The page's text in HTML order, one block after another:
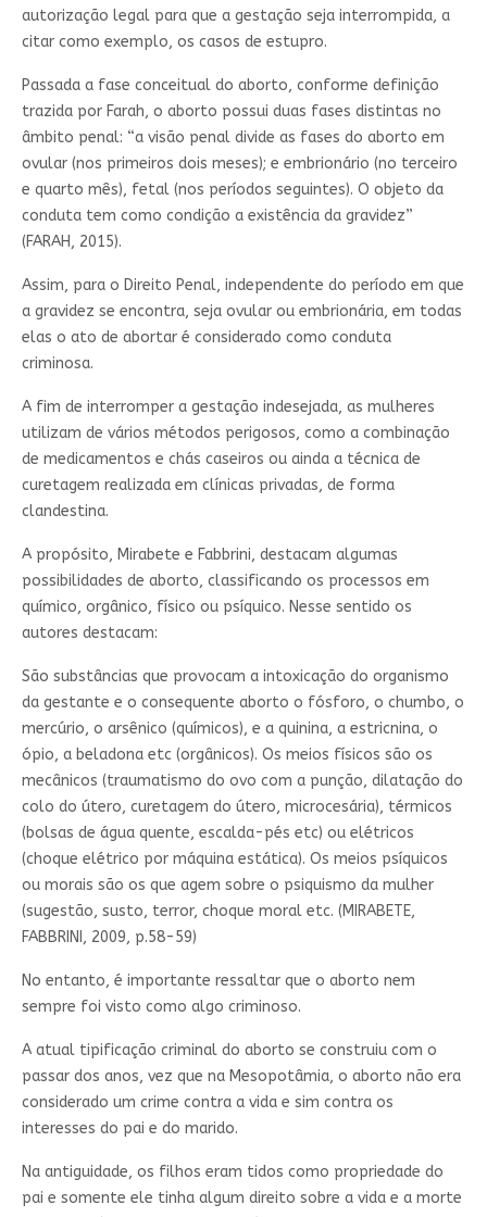
autorização legal para que a gestação seja interrompida, a
citar como exemplo, os casos de estupro.
Passada a fase conceitual do aborto, conforme definição
trazida por Farah, o aborto possui duas fases distintas no
âmbito penal: “a visão penal divide as fases do aborto em
ovular (nos primeiros dois meses); e embrionário (no terceiro
e quarto mês), fetal (nos períodos seguintes). O objeto da
conduta tem como condição a existência da gravidez”
(FARAH, 2015).
Assim, para o Direito Penal, independente do período em que
a gravidez se encontra, seja ovular ou embrionária, em todas
elas o ato de abortar é considerado como conduta
criminosa.
A fim de interromper a gestação indesejada, as mulheres
utilizam de vários métodos perigosos, como a combinação
de medicamentos e chás caseiros ou ainda a técnica de
curetagem realizada em clínicas privadas, de forma
clandestina.
A propósito, Mirabete e Fabbrini, destacam algumas
possibilidades de aborto, classificando os processos em
químico, orgânico, físico ou psíquico. Nesse sentido os
autores destacam:
São substâncias que provocam a intoxicação do organismo
da gestante e o consequente aborto o fósforo, o chumbo, o
mercúrio, o arsênico (químicos), e a quinina, a estricnina, o
ópio, a beladona etc (orgânicos). Os meios físicos são os
mecânicos (traumatismo do ovo com a punção, dilatação do
colo do útero, curetagem do útero, microcesária), térmicos
(bolsas de água quente, escalda-pés etc) ou elétricos
(choque elétrico por máquina estática). Os meios psíquicos
ou morais são os que agem sobre o psiquismo da mulher
(sugestão, susto, terror, choque moral etc. (MIRABETE,
FABBRINI, 2009, p.58-59)
No entanto, é importante ressaltar que o aborto nem
sempre foi visto como algo criminoso.
A atual tipificação criminal do aborto se construiu com o
passar dos anos, vez que na Mesopotâmia, o aborto não era
considerado um crime contra a vida e sim contra os
interesses do pai e do marido.
Na antiguidade, os filhos eram tidos como propriedade do
pai e somente ele tinha algum direito sobre a vida e a morte